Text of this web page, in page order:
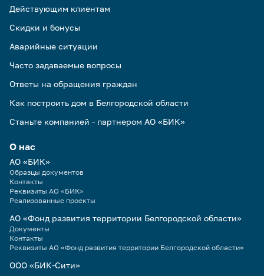
Действующим клиентам
Скидки и бонусы
Аварийные ситуации
Часто задаваемые вопросы
Ответы на обращения граждан
Как построить дом в Белгородской области
Станьте компанией - партнером АО «БИК»
О нас
АО «БИК»
Образцы документов
Контакты
Реквизиты АО «БИК»
Реализованные проекты
АО «Фонд развития территории Белгородской области»
Документы
Контакты
Реквизиты АО «Фонд развития территории Белгородской области»
ООО «БИК-Сити»